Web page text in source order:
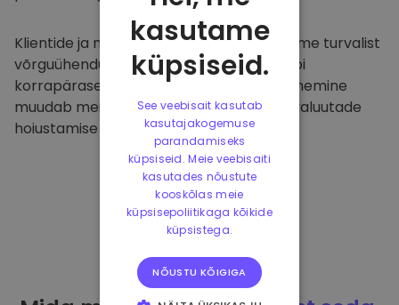
Klientide ja nende raha kaitsmiseks pakume turvalist
võrguühenduseta hoiustamist ja viime läbi
korrapäraseid turvaauditeid. Selline lähenemine
muudab meie platvormi ja teiste krüptovaluutade
hoiustamise tõeliseks taevaks.
kasutame
küpsiseid.
See veebisait kasutab
kasutajakogemuse
parandamiseks
küpsiseid. Meie veebisaiti
kasutades nõustute
kooskõlas meie
küpsisepoliitikaga kõikide
küpsistega.
NÕUSTU KÕIGIGA